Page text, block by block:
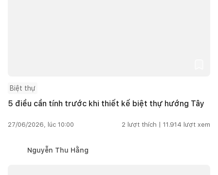
Biệt thự
5 điều cần tính trước khi thiết kế biệt thự hướng Tây
27/06/2026, lúc 10:00 2 lượt thích | 11.914 lượt xem
Nguyễn Thu Hằng